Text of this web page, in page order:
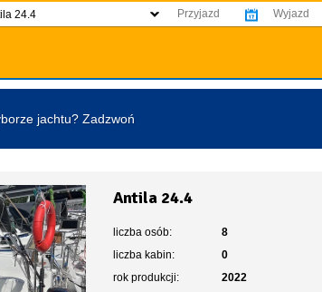
24.4
bez patentu / licencji
Koło sterowe
Lodówka
jachtu? Zadzwoń
Antila 24.4
liczba osób:
8
liczba kabin:
0
rok produkcji:
2022